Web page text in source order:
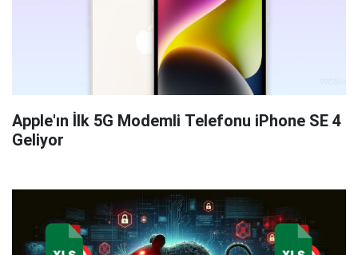
Apple'ın İlk 5G Modemli Telefonu iPhone SE 4
Geliyor